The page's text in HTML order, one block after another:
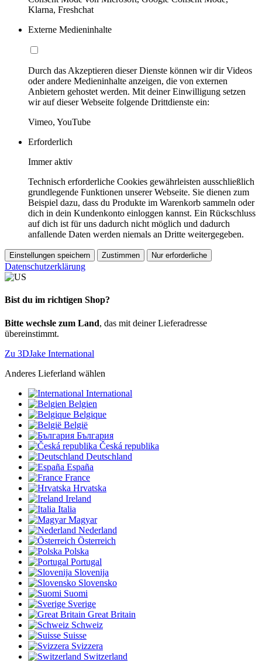
Klarna, Freshchat
Externe Medieninhalte
Durch das Akzeptieren dieser Dienste können wir dir Videos
oder andere Medieninhalte anzeigen, die von externen
Anbietern gehostet werden. Mit deiner Einwilligung setzen
wir auf dieser Webseite folgende Drittdienste ein:
Vimeo, YouTube
Erforderlich
Immer aktiv
Technisch erforderliche Cookies gewährleisten ausschließlich
grundlegende Funktionen unserer Webseite. Sie dienen zum
Beispiel dazu, dass du Produkte im Warenkorb sammeln oder
dich in dein Kundenkonto einloggen kannst. Ein Rückschluss
auf dich ist für uns dadurch nicht möglich und dadurch
anfallende Daten werden niemals an Dritte weitergegeben.
Einstellungen speichern Zustimmen Nur erforderliche
Datenschutzerklärung
Bist du im richtigen Shop?
Bitte wechsle zum Land, das mit deiner Lieferadresse
übereinstimmt.
Zu 3DJake International
Anderes Lieferland wählen
International
Belgien
Belgique
België
България
Česká republika
Deutschland
España
France
Hrvatska
Ireland
Italia
Magyar
Nederland
Österreich
Polska
Portugal
Slovenija
Slovensko
Suomi
Sverige
Great Britain
Schweiz
Suisse
Svizzera
Switzerland